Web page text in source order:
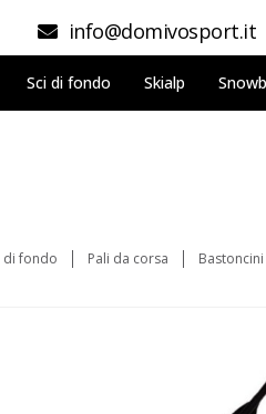
info@domivosport.it
Sci di fondo Skialp
di fondo Pali da corsa Bastoncini